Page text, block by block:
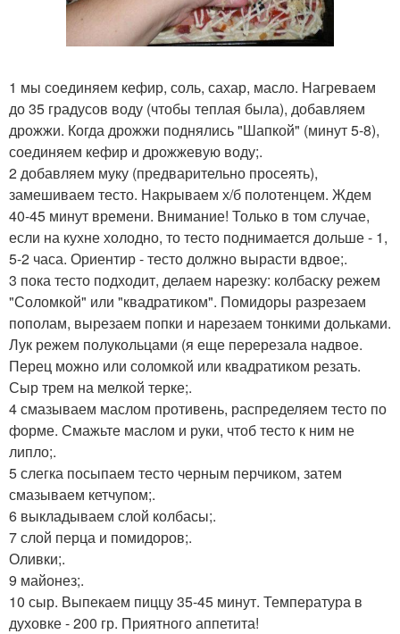
1 мы соединяем кефир, соль, сахар, масло. Нагреваем
до 35 градусов воду (чтобы теплая была), добавляем
дрожжи. Когда дрожжи поднялись "Шапкой" (минут 5-8),
соединяем кефир и дрожжевую воду;.
2 добавляем муку (предварительно просеять),
замешиваем тесто. Накрываем х/б полотенцем. Ждем
40-45 минут времени. Внимание! Только в том случае,
если на кухне холодно, то тесто поднимается дольше - 1,
5-2 часа. Ориентир - тесто должно вырасти вдвое;.
3 пока тесто подходит, делаем нарезку: колбаску режем
"Соломкой" или "квадратиком". Помидоры разрезаем
пополам, вырезаем попки и нарезаем тонкими дольками.
Лук режем полукольцами (я еще перерезала надвое.
Перец можно или соломкой или квадратиком резать.
Сыр трем на мелкой терке;.
4 смазываем маслом противень, распределяем тесто по
форме. Смажьте маслом и руки, чтоб тесто к ним не
липло;.
5 слегка посыпаем тесто черным перчиком, затем
смазываем кетчупом;.
6 выкладываем слой колбасы;.
7 слой перца и помидоров;.
Оливки;.
9 майонез;.
10 сыр. Выпекаем пиццу 35-45 минут. Температура в
духовке - 200 гр. Приятного аппетита!